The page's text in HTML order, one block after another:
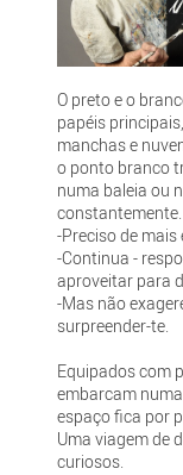
O preto e o
papéis
manchas e
o ponto branco
numa baleia ou
constantemente.
-Preciso de mais
-Continua -
aproveitar para
-Mas não
surpreender-te.
Equipados com
embarcam
espaço fica por
Uma viagem de
curiosos.